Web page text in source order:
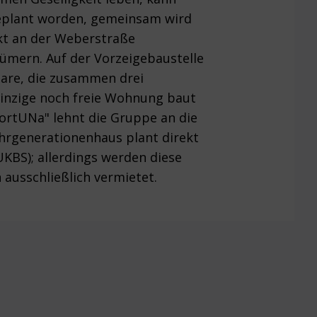
worden, gemeinsam wird
an der Weberstraße
Auf der Vorzeigebaustelle
die zusammen drei
noch freie Wohnung baut
lehnt die Gruppe an die
plant direkt
allerdings werden diese
vermietet.